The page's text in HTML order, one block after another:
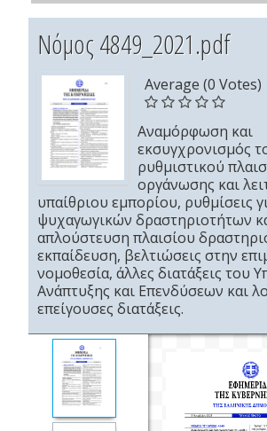
Νόμος 4849_2021.pdf
Average (0 Votes)
Αναμόρφωση και
εκσυγχρονισμός
ρυθμιστικού
οργάνωσης και
υπαίθριου εμπορίου, ρυθμίσεις
ψυχαγωγικών δραστηριοτήτων
απλούστευση πλαισίου
εκπαίδευση, βελτιώσεις στην
νομοθεσία, άλλες διατάξεις του
Ανάπτυξης και Επενδύσεων και
επείγουσες διατάξεις.